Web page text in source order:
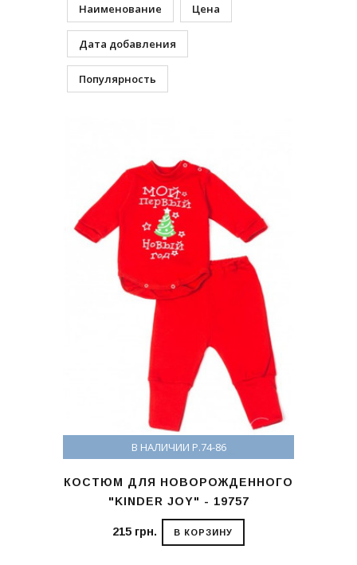
Наименование Цена
Дата добавления
Популярность
В НАЛИЧИИ Р.74-86
КОСТЮМ ДЛЯ НОВОРОЖДЕННОГО
"KINDER JOY" - 19757
215 грн. В КОРЗИНУ